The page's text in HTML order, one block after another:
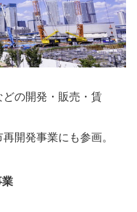
の開発・販売・賃
開発事業にも参画。